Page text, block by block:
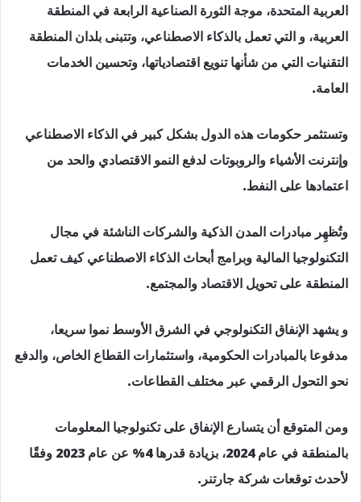
العربية المتحدة، موجة الثورة الصناعية الرابعة في المنطقة
العربية، و التي تعمل بالذكاء الاصطناعي، وتتبنى بلدان المنطقة
التقنيات التي من شأنها تنويع اقتصادياتها، وتحسين الخدمات
العامة.
وتستثمر حكومات هذه الدول بشكل كبير في الذكاء الاصطناعي
وإنترنت الأشياء والروبوتات لدفع النمو الاقتصادي والحد من
اعتمادها على النفط.
وتُظهِر مبادرات المدن الذكية والشركات الناشئة في مجال
التكنولوجيا المالية وبرامج أبحاث الذكاء الاصطناعي كيف تعمل
المنطقة على تحويل الاقتصاد والمجتمع.
و يشهد الإنفاق التكنولوجي في الشرق الأوسط نموا سريعا،
مدفوعا بالمبادرات الحكومية، واستثمارات القطاع الخاص، والدفع
نحو التحول الرقمي عبر مختلف القطاعات.
ومن المتوقع أن يتسارع الإنفاق على تكنولوجيا المعلومات
بالمنطقة في عام 2024، بزيادة قدرها 4% عن عام 2023 وفقًا
لأحدث توقعات شركة جارتنر.